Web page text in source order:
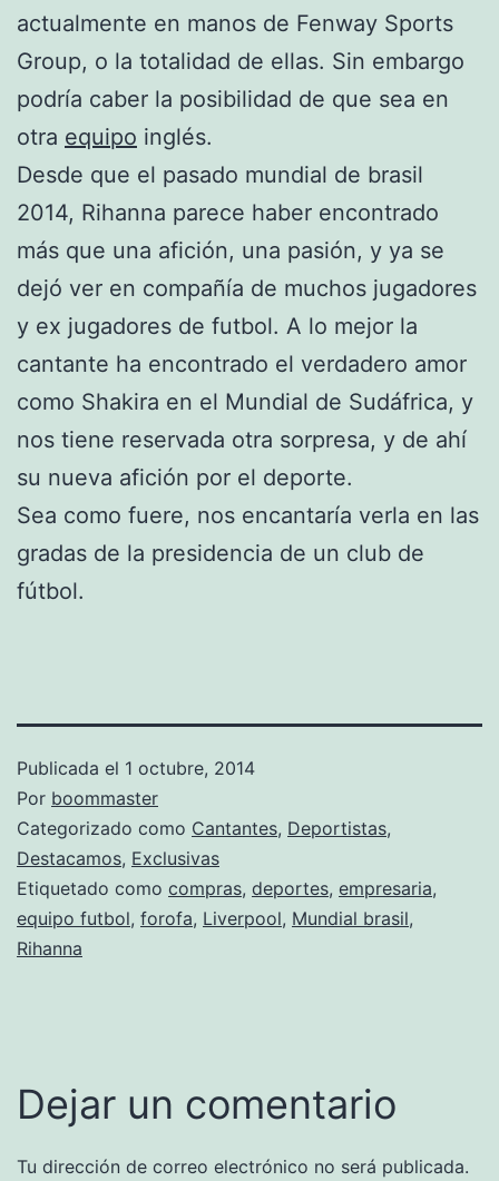
actualmente en manos de Fenway Sports
Group, o la totalidad de ellas. Sin embargo
podría caber la posibilidad de que sea en
otra equipo inglés.
Desde que el pasado mundial de brasil
2014, Rihanna parece haber encontrado
más que una afición, una pasión, y ya se
dejó ver en compañía de muchos jugadores
y ex jugadores de futbol. A lo mejor la
cantante ha encontrado el verdadero amor
como Shakira en el Mundial de Sudáfrica, y
nos tiene reservada otra sorpresa, y de ahí
su nueva afición por el deporte.
Sea como fuere, nos encantaría verla en las
gradas de la presidencia de un club de
fútbol.
Publicada el 1 octubre, 2014
Por boommaster
Categorizado como Cantantes, Deportistas,
Destacamos, Exclusivas
Etiquetado como compras, deportes, empresaria,
equipo futbol, forofa, Liverpool, Mundial brasil,
Rihanna
Dejar un comentario
Tu dirección de correo electrónico no será publicada.